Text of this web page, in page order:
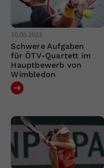
30.06.2023
Schwere Aufgaben
für ÖTV-Quartett im
Hauptbewerb von
Wimbledon